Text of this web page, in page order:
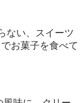
ない、スイーツ
お菓子を食べて